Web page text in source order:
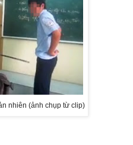
nhiên (ảnh chụp từ clip)